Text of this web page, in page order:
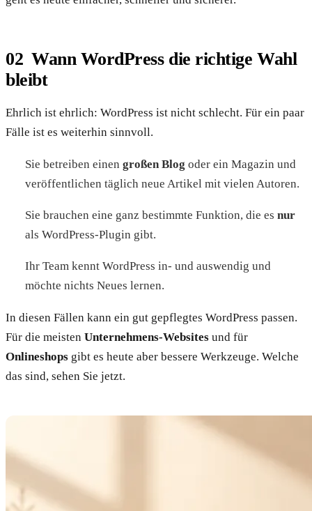
Wann WordPress die richtige Wahl
bleibt
Ehrlich ist ehrlich: WordPress ist nicht schlecht. Für ein paar
Fälle ist es weiterhin sinnvoll.
Sie betreiben einen großen Blog oder ein Magazin und
veröffentlichen täglich neue Artikel mit vielen Autoren.
Sie brauchen eine ganz bestimmte Funktion, die es nur
als WordPress-Plugin gibt.
Ihr Team kennt WordPress in- und auswendig und
möchte nichts Neues lernen.
In diesen Fällen kann ein gut gepflegtes WordPress passen.
Für die meisten Unternehmens-Websites und für
Onlineshops gibt es heute aber bessere Werkzeuge. Welche
das sind, sehen Sie jetzt.